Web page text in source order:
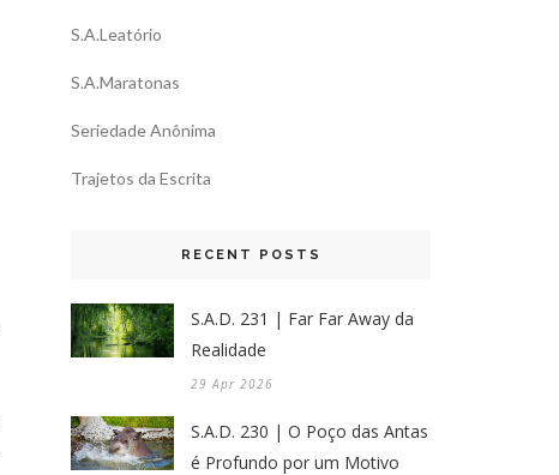
S.A.Leatório
S.A.Maratonas
Seriedade Anônima
Trajetos da Escrita
RECENT POSTS
S.A.D. 231 | Far Far Away da
Realidade
29 Apr 2026
S.A.D. 230 | O Poço das Antas
é Profundo por um Motivo